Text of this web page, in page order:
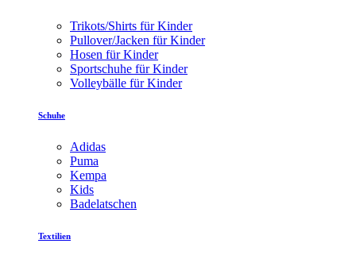
Trikots/Shirts für Kinder
Pullover/Jacken für Kinder
Hosen für Kinder
Sportschuhe für Kinder
Volleybälle für Kinder
Schuhe
Adidas
Puma
Kempa
Kids
Badelatschen
Textilien